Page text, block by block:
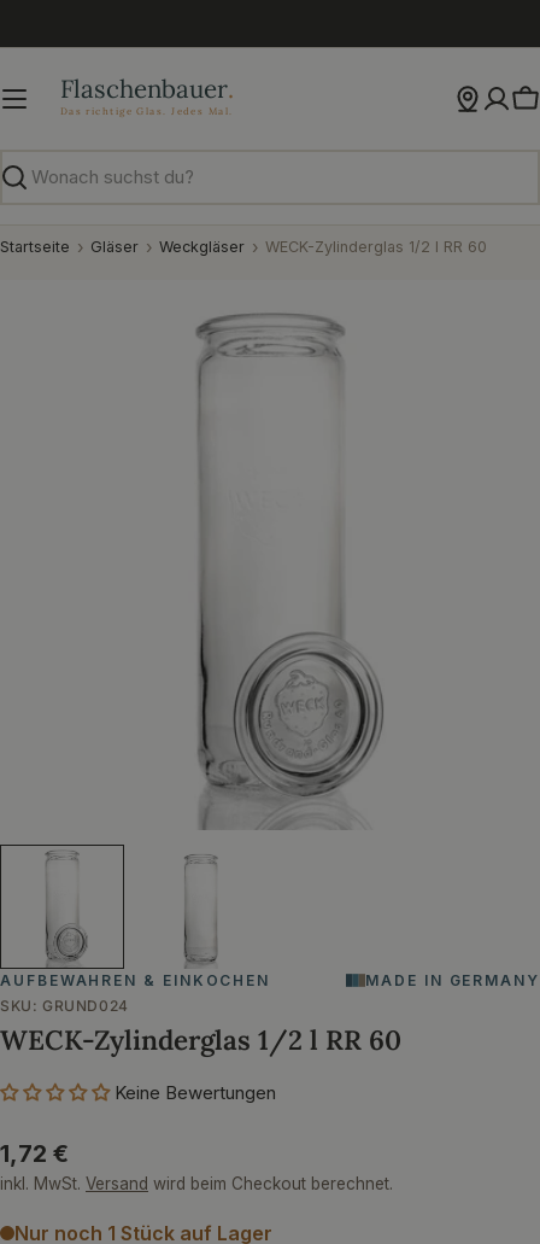
Inhalt
Suchen
Startseite Gläser Weckgläser WECK-Zylinderglas 1/2 l RR 60
AUFBEWAHREN & EINKOCHEN
MADE IN GERMANY
SKU: GRUND024
WECK-Zylinderglas 1/2 l RR 60
Keine Bewertungen
Regulärer
Preis
1,72 €
inkl. MwSt. Versand wird beim Checkout berechnet.
Nur noch 1 Stück auf Lager